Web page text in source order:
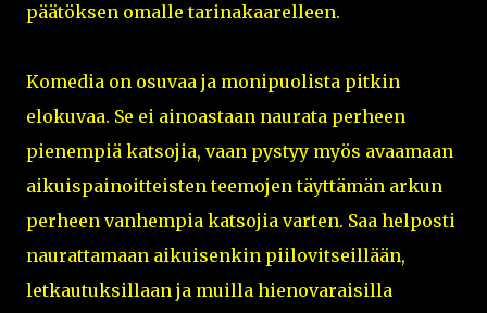
päätöksen omalle tarinakaarelleen.
Komedia on osuvaa ja monipuolista pitkin
elokuvaa. Se ei ainoastaan naurata perheen
pienempiä katsojia, vaan pystyy myös avaamaan
aikuispainoitteisten teemojen täyttämän arkun
perheen vanhempia katsojia varten. Saa helposti
naurattamaan aikuisenkin piilovitseillään,
letkautuksillaan ja muilla hienovaraisilla